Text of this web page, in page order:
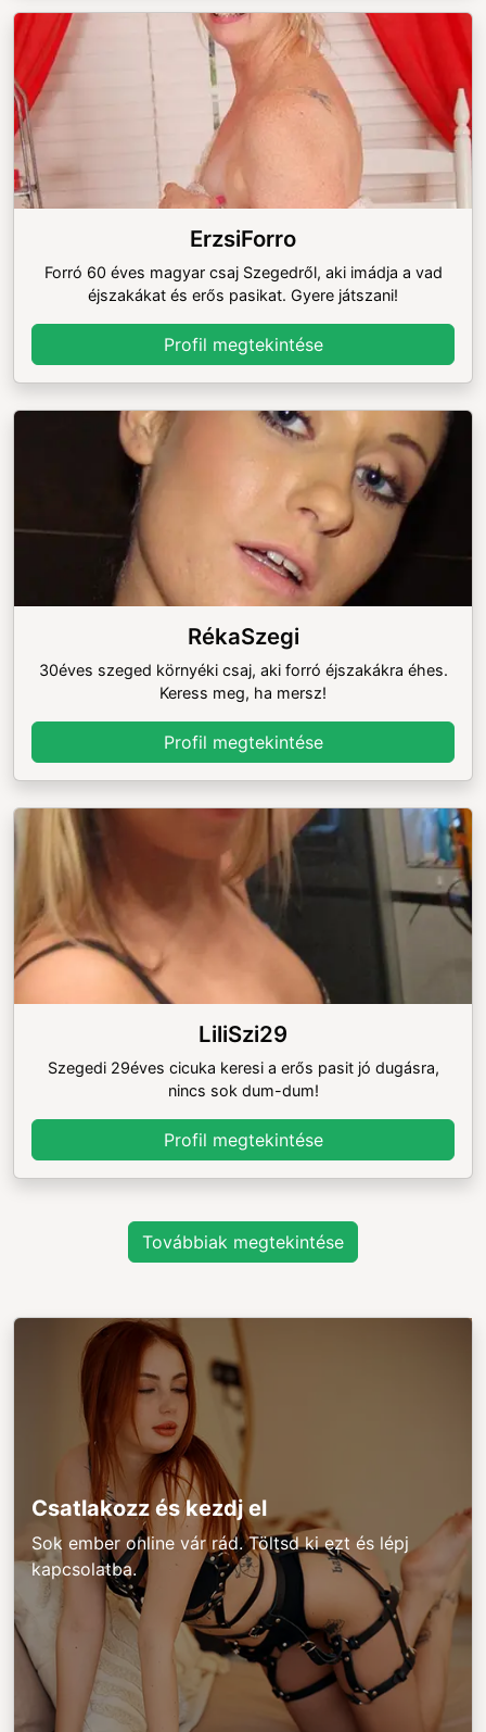
ErzsiForro
Forró 60 éves magyar csaj Szegedről, aki imádja a vad
éjszakákat és erős pasikat. Gyere játszani!
Profil megtekintése
RékaSzegi
30éves szeged környéki csaj, aki forró éjszakákra éhes.
Keress meg, ha mersz!
Profil megtekintése
LiliSzi29
Szegedi 29éves cicuka keresi a erős pasit jó dugásra,
nincs sok dum-dum!
Profil megtekintése
Továbbiak megtekintése
Csatlakozz és kezdj el
Sok ember online vár rád. Töltsd ki ezt és lépj
kapcsolatba.